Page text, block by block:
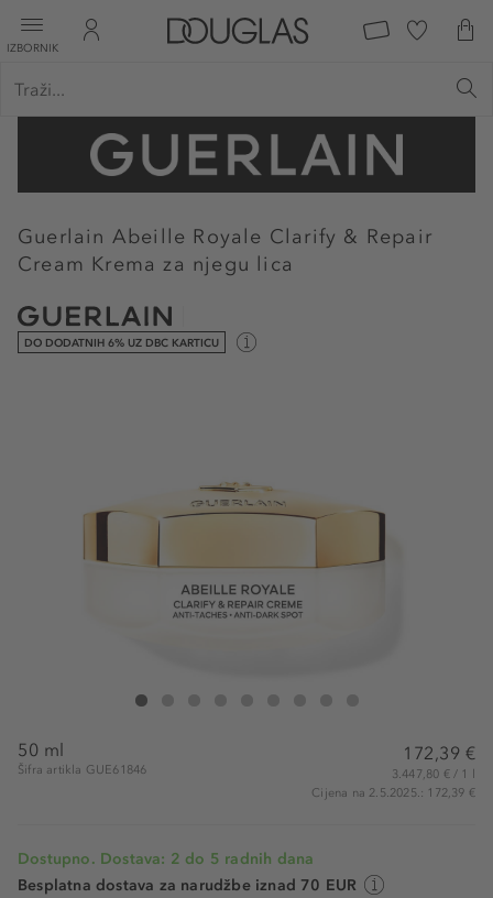
IZBORNIK
Guerlain Abeille Royale Clarify & Repair
Cream Krema za njegu lica
DO DODATNIH 6% UZ DBC KARTICU
Guerlain Abeille Royale Clarify & Repair Cream
50 ml
Šifra artikla GUE61846
172,39 €
3.447,80 € / 1 l
Cijena na 2.5.2025.: 172,39 €
Dostupno. Dostava: 2 do 5 radnih dana
Besplatna dostava za narudžbe iznad 70 EUR